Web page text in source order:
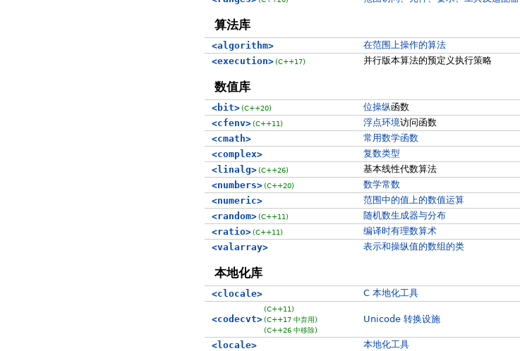
算法库
<algorithm>
在范围上操作的算法
<execution> (C++17) 并行版本算法的预定义执行策略
数值库
<bit> (C++20) 位操纵函数
<cfenv> (C++11) 浮点环境访问函数
<cmath>
常用数学函数
<complex>
复数类型
<linalg> (C++26)
基本线性代数算法
<numbers> (C++20)
数学常数
<numeric>
范围中的值上的数值运算
<random> (C++11)
随机数生成器与分布
<ratio> (C++11)
编译时有理数算术
<valarray>
表示和操纵值的数组的类
本地化库
<clocale> C 本地化工具
<codecvt>
(C++11)
(C++17 中弃用)
(C++26 中移除)
Unicode 转换设施
<locale>
本地化工具